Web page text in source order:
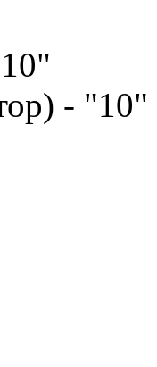
- "10"